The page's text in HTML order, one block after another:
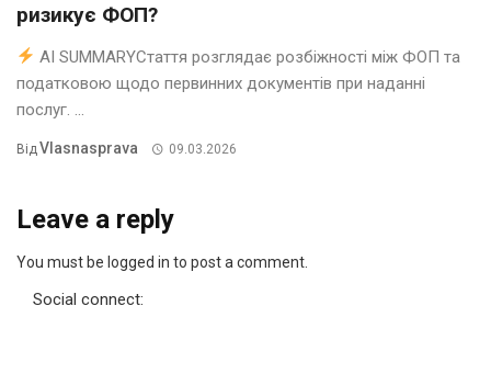
ризикує ФОП?
AI SUMMARYСтаття розглядає розбіжності між ФОП та
податковою щодо первинних документів при наданні
послуг. ...
ВідVlasnasprava 09.03.2026
Leave a reply
You must be logged in to post a comment.
Social connect: